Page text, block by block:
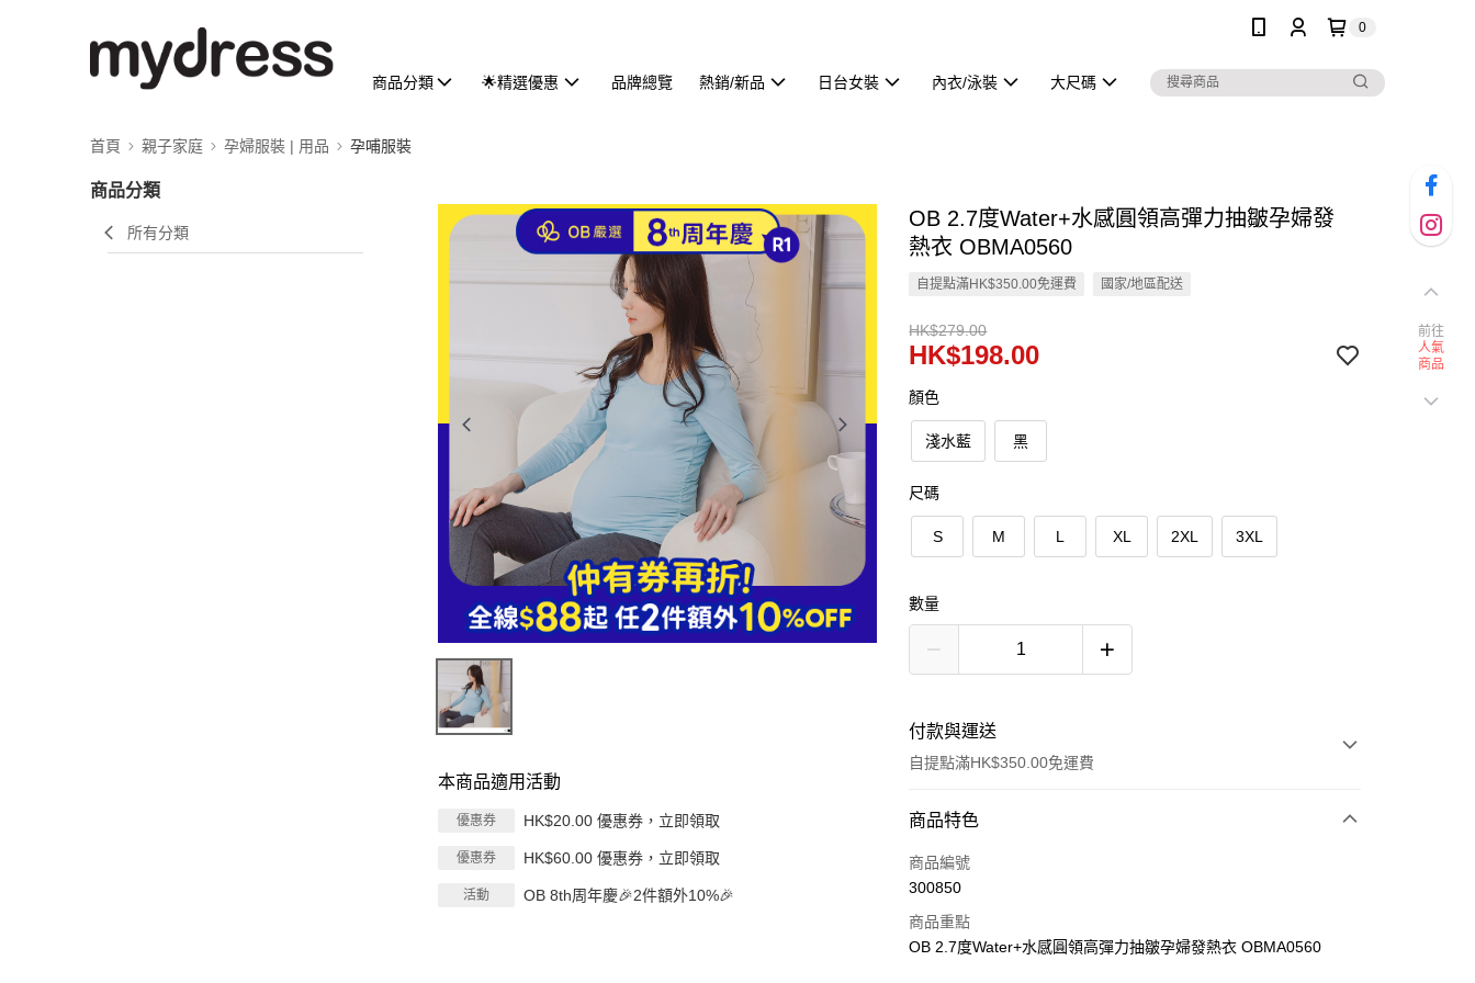
0
商品分類 🌟精選優惠 品牌總覽 熱銷/新品 日台女裝 內衣/泳裝 大尺碼
首頁 親子家庭 孕婦服裝 | 用品 孕哺服裝
商品分類
所有分類
本商品適用活動
優惠券 HK$20.00 優惠券，立即領取
優惠券 HK$60.00 優惠券，立即領取
活動 OB 8th周年慶🎉2件額外10%🎉
OB 2.7度Water+水感圓領高彈力抽皺孕婦發
熱衣 OBMA0560
自提點滿HK$350.00免運費 國家/地區配送
HK$279.00
HK$198.00
顏色
淺水藍 黑
尺碼
S M L XL 2XL 3XL
數量
付款與運送
自提點滿HK$350.00免運費
付款方式
信用卡
AlipayHK
商品特色
商品編號
300850
商品重點
OB 2.7度Water+水感圓領高彈力抽皺孕婦發熱衣 OBMA0560
前往
人氣
商品